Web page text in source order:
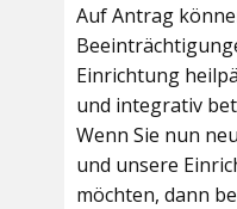
Auf Antrag
Einrichtung
und integrativ
Wenn Sie nun
und unsere
möchten, dann